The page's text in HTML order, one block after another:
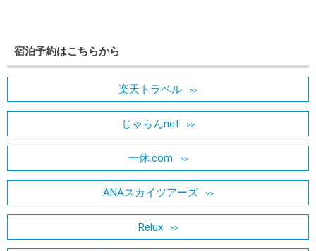
宿泊予約はこちらから
楽天トラベル
じゃらんnet
一休.com
ANAスカイツアーズ
Relux